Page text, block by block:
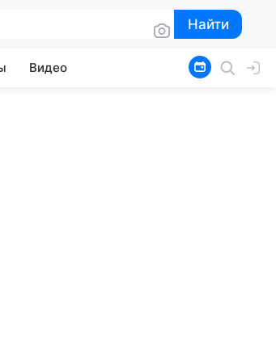
Найти
Найти
Видео